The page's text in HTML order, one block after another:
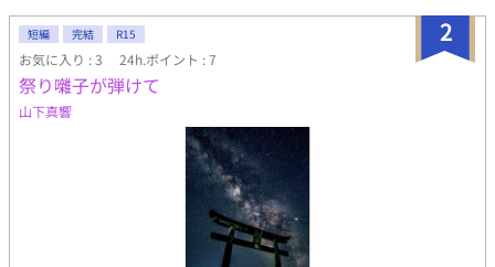
2
短編 完結 R15
お気に入り : 3 24h.ポイント : 7
祭り囃子が弾けて
山下真響